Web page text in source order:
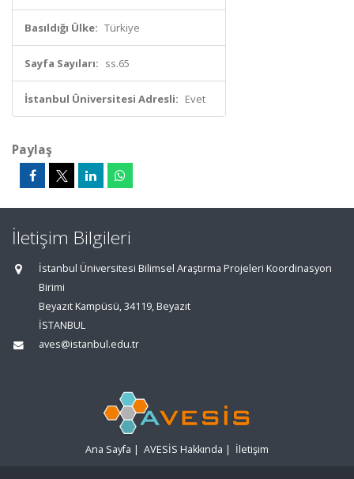
Basıldığı Ülke: Türkiye
Sayfa Sayıları: ss.65
İstanbul Üniversitesi Adresli: Evet
Paylaş
İletişim Bilgileri
İstanbul Üniversitesi Bilimsel Araştırma Projeleri Koordinasyon
Birimi
Beyazıt Kampüsü, 34119, Beyazıt
İSTANBUL
aves@istanbul.edu.tr
Ana Sayfa | AVESİS Hakkında | İletişim